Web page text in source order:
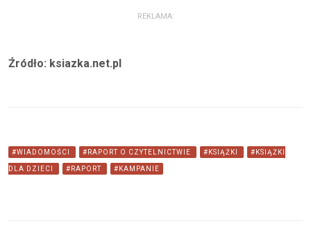
REKLAMA:
Źródło: ksiazka.net.pl
#WIADOMOŚCI #RAPORT O CZYTELNICTWIE #KSIĄŻKI #KSIĄŻKI
DLA DZIECI #RAPORT #KAMPANIE